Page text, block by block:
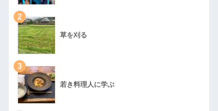
2
草を刈る
3
若き料理人に学ぶ